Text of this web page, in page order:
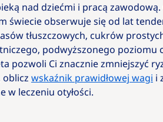
nad dziećmi i pracą
świecie obserwuje się od lat
tłuszczowych, cukrów
podwyższonego
pozwoli Ci znacznie zmniejszyć
oblicz wskaźnik prawidłowej wagi i
w leczeniu otyłości.